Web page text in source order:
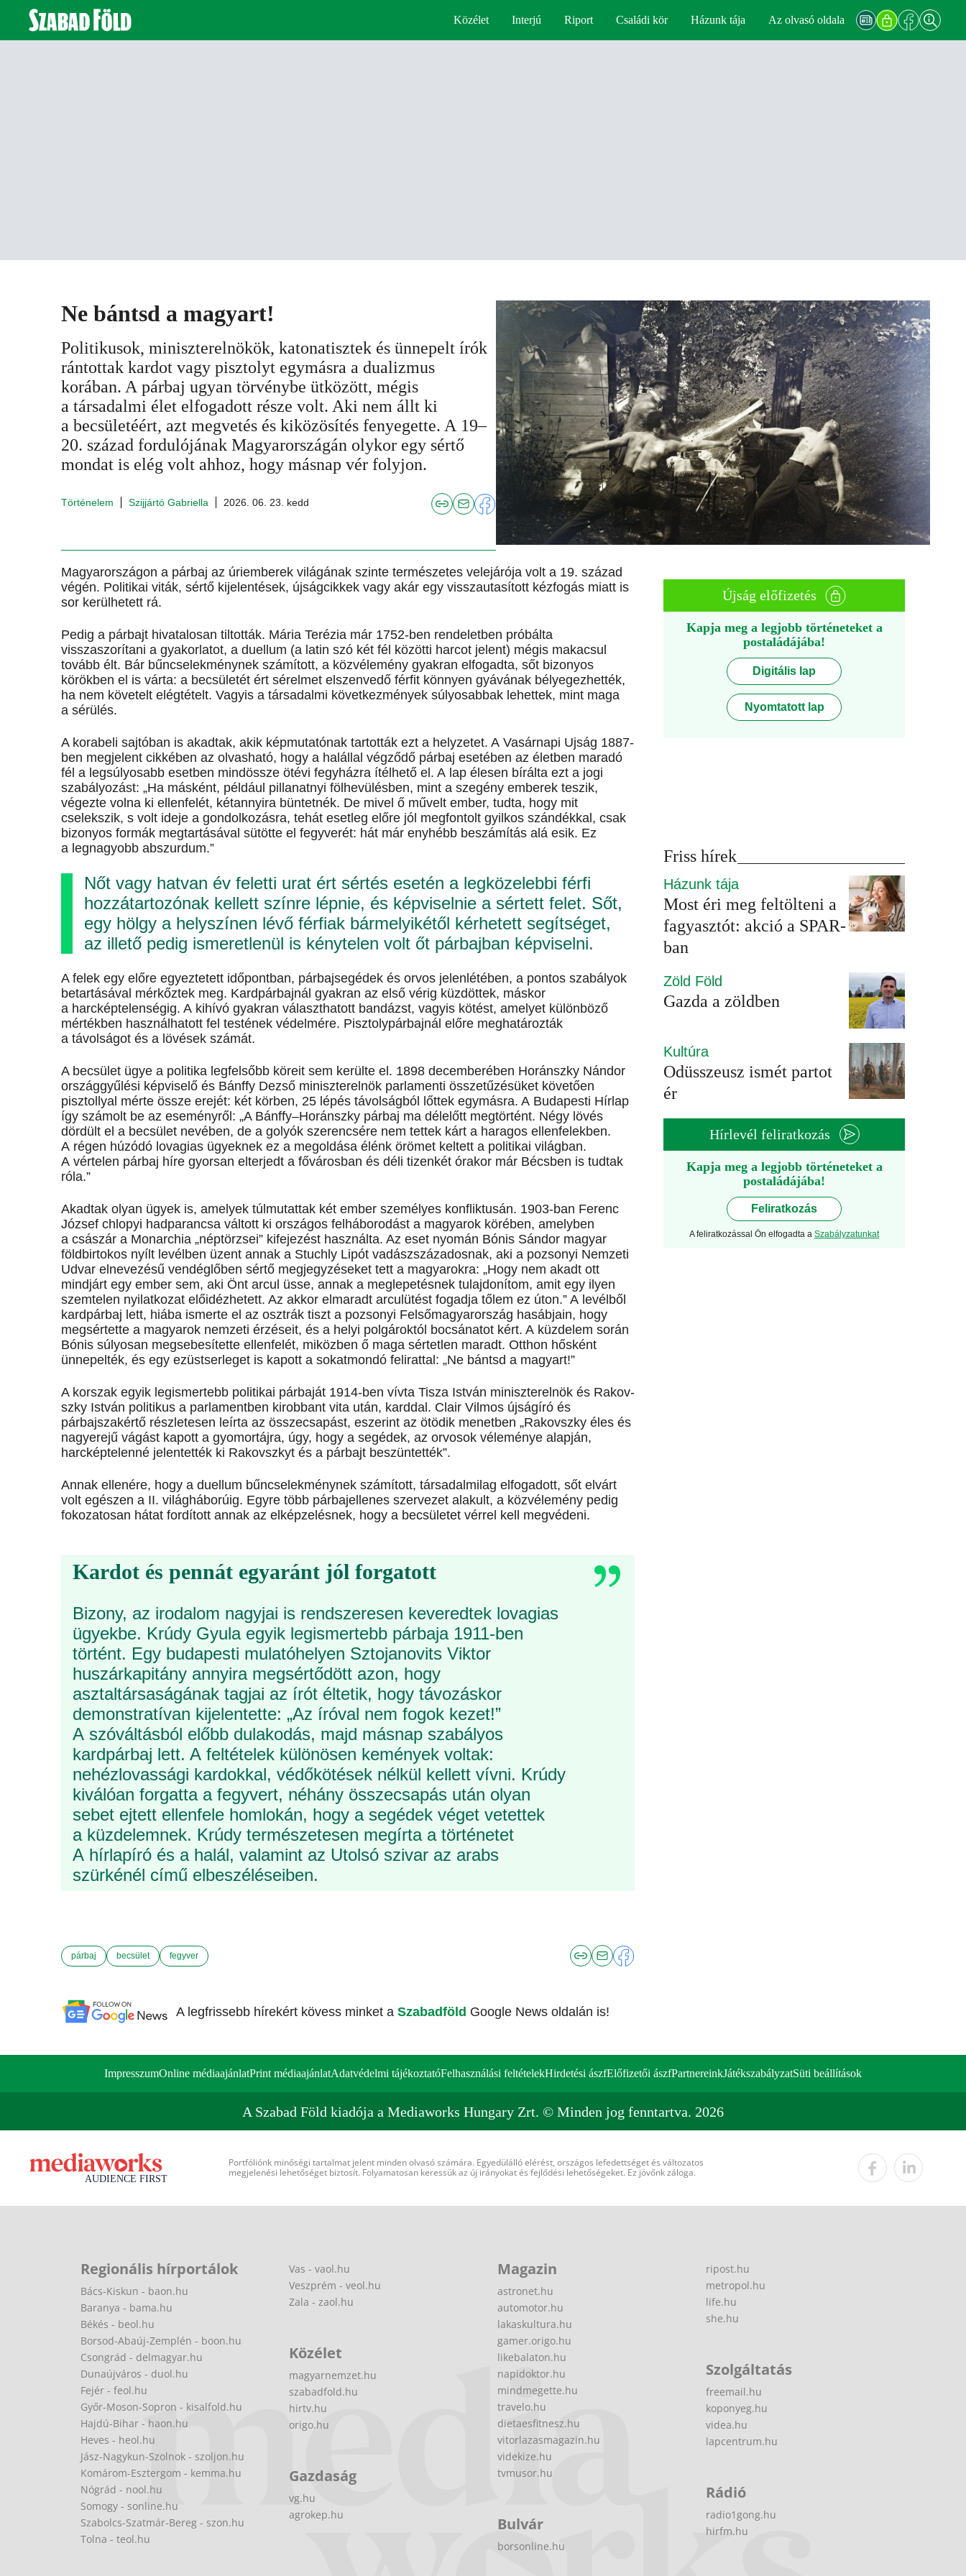
Közélet Interjú Riport Családi kör Házunk tája Az olvasó oldala
Ne bántsd a magyart!
Politikusok, miniszterelnökök, katonatisztek és ünnepelt írók
rántottak kardot vagy pisztolyt egymásra a dualizmus
korában. A párbaj ugyan törvénybe ütközött, mégis
a társadalmi élet elfogadott része volt. Aki nem állt ki
a becsületéért, azt megvetés és kiközösítés fenyegette. A 19–
20. század fordulójának Magyarországán olykor egy sértő
mondat is elég volt ahhoz, hogy másnap vér folyjon.
Történelem Szijjártó Gabriella 2026. 06. 23. kedd
Magyarországon a párbaj az úriemberek világának szinte természetes velejárója volt a 19. század
végén. Politikai viták, sértő kijelentések, újságcikkek vagy akár egy visszautasított kézfogás miatt is
sor kerülhetett rá.
Pedig a párbajt hivatalosan tiltották. Mária Terézia már 1752-ben rendeletben próbálta
visszaszorítani a gyakorlatot, a duellum (a latin szó két fél közötti harcot jelent) mégis makacsul
tovább élt. Bár bűncselekménynek számított, a közvélemény gyakran elfogadta, sőt bizonyos
körökben el is várta: a becsületét ért sérelmet elszenvedő férfit könnyen gyávának bélyegezhették,
ha nem követelt elégtételt. Vagyis a társadalmi következmények súlyosabbak lehettek, mint maga
a sérülés.
A korabeli sajtóban is akadtak, akik képmutatónak tartották ezt a helyzetet. A Vasárnapi Ujság 1887-
ben megjelent cikkében az olvasható, hogy a halállal végződő párbaj esetében az életben maradó
fél a legsúlyosabb esetben mindössze ötévi fegyházra ítélhető el. A lap élesen bírálta ezt a jogi
szabályozást: „Ha másként, például pillanatnyi fölhevülésben, mint a szegény emberek teszik,
végezte volna ki ellenfelét, kétannyira büntetnék. De mivel ő művelt ember, tudta, hogy mit
cselekszik, s volt ideje a gondolkozásra, tehát esetleg előre jól megfontolt gyilkos szándékkal, csak
bizonyos formák megtartásával sütötte el fegyverét: hát már enyhébb beszámítás alá esik. Ez
a legnagyobb abszurdum.”
Nőt vagy hatvan év feletti urat ért sértés esetén a legközelebbi férfi
hozzátartozónak kellett színre lépnie, és képviselnie a sértett felet. Sőt,
egy hölgy a helyszínen lévő férfiak bármelyikétől kérhetett segítséget,
az illető pedig ismeretlenül is kénytelen volt őt párbajban képviselni.
A felek egy előre egyeztetett időpontban, párbajsegédek és orvos jelenlétében, a pontos szabályok
betartásával mérkőztek meg. Kardpárbajnál gyakran az első vérig küzdöttek, máskor
a harcképtelenségig. A kihívó gyakran választhatott bandázst, vagyis kötést, amelyet különböző
mértékben használhatott fel testének védelmére. Pisztolypárbajnál előre meghatározták
a távolságot és a lövések számát.
A becsület ügye a politika legfelsőbb köreit sem kerülte el. 1898 de­cemberében Horánszky Nándor
országgyűlési képviselő és Bánffy Dezső miniszterelnök parlamenti összetűzésüket követően
pisztollyal mérte össze erejét: két körben, 25 lépés távolságból lőttek egymásra. A Budapesti Hírlap
így számolt be az eseményről: „A Bánf­fy–Horánszky párbaj ma délelőtt megtörtént. Négy lövés
dördült el a becsület nevében, de a golyók szerencsére nem tettek kárt a haragos ellenfelekben.
A régen húzódó lovagias ügyeknek ez a megoldása élénk örömet keltett a politikai világban.
A vértelen párbaj híre gyorsan elterjedt a fővárosban és déli tizenkét órakor már Bécsben is tudtak
róla.”
Akadtak olyan ügyek is, amelyek túlmutattak két ember személyes konfliktusán. 1903-ban Ferenc
József chlopyi hadparancsa váltott ki országos felháborodást a magyarok körében, amelyben
a császár a Monarchia „néptörzsei” kifejezést használta. Az eset nyomán Bónis Sándor magyar
földbirtokos nyílt levélben üzent annak a Stuchly Lipót vadászszázadosnak, aki a pozsonyi Nemzeti
Udvar elnevezésű vendéglőben sértő megjegyzéseket tett a magyarokra: „Hogy nem akadt ott
mindjárt egy ember sem, aki Önt arcul üsse, annak a meglepetésnek tulajdonítom, amit egy ilyen
szemtelen nyilatkozat előidézhetett. Az akkor elmaradt arculütést fogadja tőlem ez úton.” A levélből
kardpárbaj lett, hiába ismerte el az osztrák tiszt a pozsonyi Felső­ma­gyar­ország hasábjain, hogy
megsértette a magyarok nemzeti érzéseit, és a helyi polgároktól bocsánatot kért. A küzdelem során
Bónis súlyosan megsebesítette ellenfelét, miközben ő maga sértetlen maradt. Otthon hősként
ünnepelték, és egy ezüstserleget is kapott a sokatmondó felirattal: „Ne bántsd a magyart!”
A korszak egyik legismertebb politikai párbaját 1914-ben vívta Tisza István miniszterelnök és Rakov­
szky István politikus a parlamentben kirobbant vita után, karddal. Clair Vilmos újságíró és
párbajszakértő részletesen leírta az összecsapást, eszerint az ötödik menetben „Rakov­szky éles és
nagyerejű vágást kapott a gyomortájra, úgy, hogy a segédek, az orvosok véleménye alapján,
harcképtelenné jelentették ki Rakov­szkyt és a párbajt beszüntették”.
Annak ellenére, hogy a duellum bűncselekménynek számított, társadalmilag elfogadott, sőt elvárt
volt egészen a II. világháborúig. Egyre több párbajellenes szervezet alakult, a közvélemény pedig
fokozatosan hátat fordított annak az elképzelésnek, hogy a becsületet vérrel kell megvédeni.
Kardot és pennát egyaránt jól forgatott
Bizony, az irodalom nagyjai is rendszeresen keveredtek lovagias
ügyekbe. Krúdy Gyula egyik legismertebb párbaja 1911-ben
történt. Egy budapesti mulatóhelyen Sztojanovits Viktor
huszárkapitány annyira megsértődött azon, hogy
asztaltársaságának tagjai az írót éltetik, hogy távozáskor
demonstratívan kijelentette: „Az íróval nem fogok kezet!”
A szóváltásból előbb dulakodás, majd másnap szabályos
kardpárbaj lett. A feltételek különösen kemények voltak:
nehézlovassági kardokkal, védőkötések nélkül kellett vívni. Krúdy
kiválóan forgatta a fegyvert, néhány összecsapás után olyan
sebet ejtett ellenfele homlokán, hogy a segédek véget vetettek
a küzdelemnek. Krúdy természetesen megírta a történetet
A hírlapíró és a halál, valamint az Utolsó szivar az arabs
szürkénél című elbeszéléseiben.
párbaj becsület fegyver
A legfrissebb hírekért kövess minket a Szabadföld Google News oldalán is!
Újság előfizetés
Kapja meg a legjobb történeteket a
postaládájába!
Digitális lap
Nyomtatott lap
Friss hírek
Házunk tája
Most éri meg feltölteni a
fagyasztót: akció a SPAR-
ban
Zöld Föld
Gazda a zöldben
Kultúra
Odüsszeusz ismét partot
ér
Hírlevél feliratkozás
Kapja meg a legjobb történeteket a
postaládájába!
Feliratkozás
A feliratkozással Ön elfogadta a Szabályzatunkat
ImpresszumOnline médiaajánlatPrint médiaajánlatAdatvédelmi tájékoztatóFelhasználási feltételekHirdetési ászfElőfizetői ászfPartnereinkJátékszabályzatSüti beállítások
A Szabad Föld kiadója a Mediaworks Hungary Zrt. © Minden jog fenntartva. 2026
Portfóliónk minőségi tartalmat jelent minden olvasó számára. Egyedülálló elérést, országos lefedettséget és változatos
megjelenési lehetőséget biztosít. Folyamatosan keressük az új irányokat és fejlődési lehetőségeket. Ez jövőnk záloga.
Regionális hírportálok
Bács-Kiskun - baon.hu
Baranya - bama.hu
Békés - beol.hu
Borsod-Abaúj-Zemplén - boon.hu
Csongrád - delmagyar.hu
Dunaújváros - duol.hu
Fejér - feol.hu
Győr-Moson-Sopron - kisalfold.hu
Hajdú-Bihar - haon.hu
Heves - heol.hu
Jász-Nagykun-Szolnok - szoljon.hu
Komárom-Esztergom - kemma.hu
Nógrád - nool.hu
Somogy - sonline.hu
Szabolcs-Szatmár-Bereg - szon.hu
Tolna - teol.hu
Vas - vaol.hu
Veszprém - veol.hu
Zala - zaol.hu
Közélet
magyarnemzet.hu
szabadfold.hu
hirtv.hu
origo.hu
Gazdaság
vg.hu
agrokep.hu
Magazin
astronet.hu
automotor.hu
lakaskultura.hu
gamer.origo.hu
likebalaton.hu
napidoktor.hu
mindmegette.hu
travelo.hu
dietaesfitnesz.hu
vitorlazasmagazin.hu
videkize.hu
tvmusor.hu
Bulvár
borsonline.hu
ripost.hu
metropol.hu
life.hu
she.hu
Szolgáltatás
freemail.hu
koponyeg.hu
videa.hu
lapcentrum.hu
Rádió
radio1gong.hu
hirfm.hu